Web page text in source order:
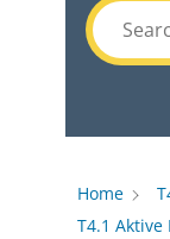
Home
T4.1